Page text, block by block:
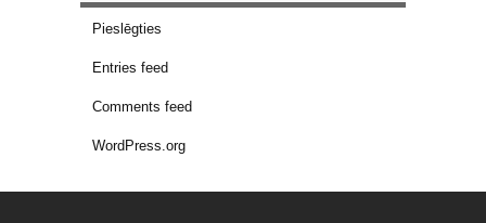
Pieslēgties
Entries feed
Comments feed
WordPress.org